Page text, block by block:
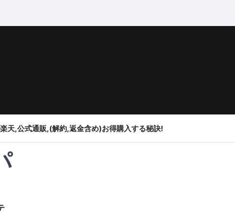
天,公式通販,(解約,返金含め)お得購入する秘訣!